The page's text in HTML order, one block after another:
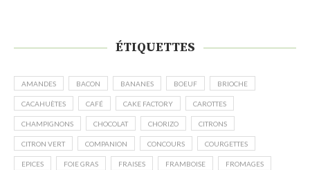
ÉTIQUETTES
AMANDES BACON BANANES BOEUF BRIOCHE
CACAHUÈTES CAFÉ CAKE FACTORY CAROTTES
CHAMPIGNONS CHOCOLAT CHORIZO CITRONS
CITRON VERT COMPANION CONCOURS COURGETTES
EPICES FOIE GRAS FRAISES FRAMBOISE FROMAGES